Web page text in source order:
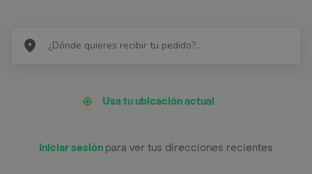
Usa tu ubicación actual
Iniciar sesión para ver tus direcciones recientes